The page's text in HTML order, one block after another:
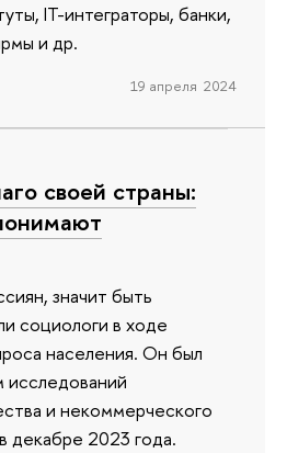
IT-интеграторы, банки,
и др.
19 апреля 2024
своей страны:
значит быть
социологи в ходе
населения. Он был
и некоммерческого
2023 года.